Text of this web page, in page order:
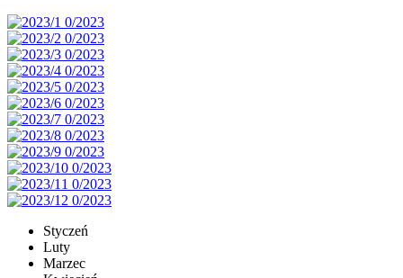
Styczeń
Luty
Marzec